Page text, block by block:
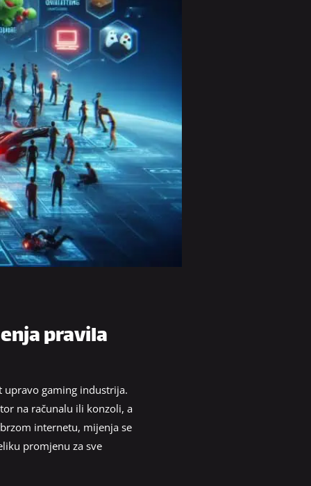
pravila
gaming industrija.
na računalu ili konzoli, a
internetu, mijenja se
promjenu za sve